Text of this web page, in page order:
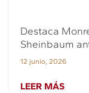
Destaca
Sheinbaum
12 junio, 2026
LEER MÁS